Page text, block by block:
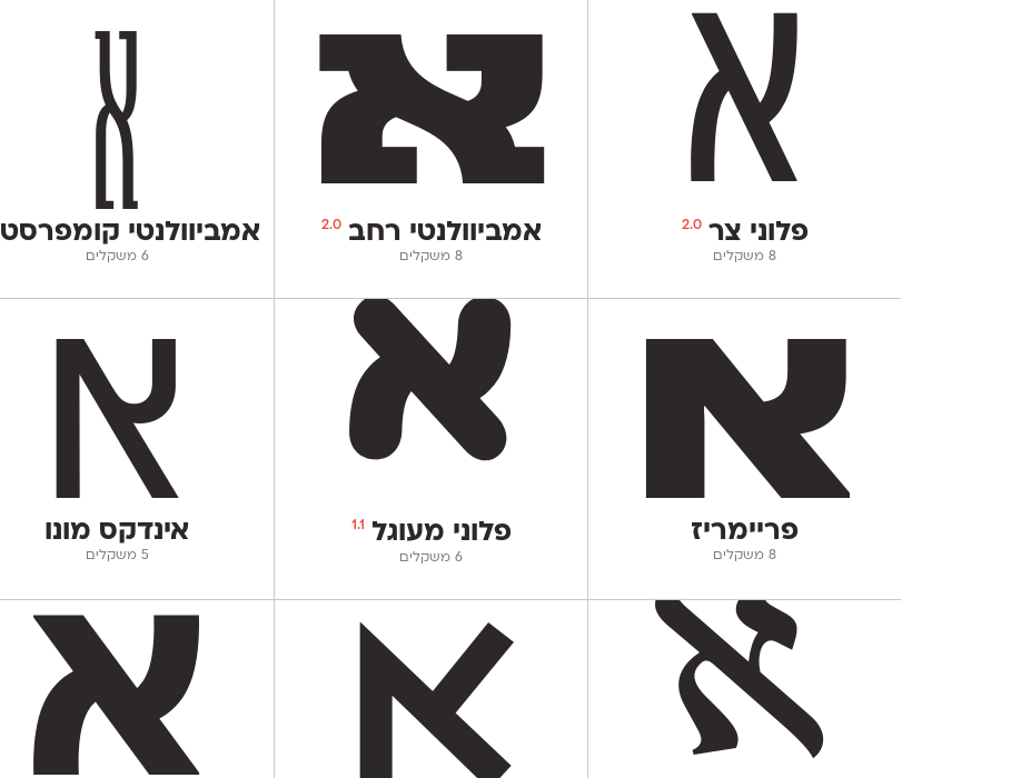
פלוני צר2.0
‫8 משקלים
אמביוולנטי רחב2.0
‫8 משקלים
אמביוולנטי קומפרסט
‫6 משקלים
פריימריז
‫8 משקלים
פלוני מעוגל 1.1
‫6 משקלים
אינדקס מונו
‫5 משקלים